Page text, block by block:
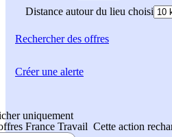
Distance autour du lieu choisi
Rechercherdes offres
uniquement
France Travail Cette action
Créer une alerte